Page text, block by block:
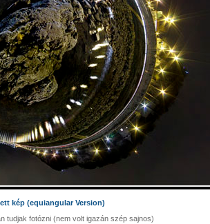
kép (equiangular Version)
tudjak fotózni (nem volt igazán szép sajnos)